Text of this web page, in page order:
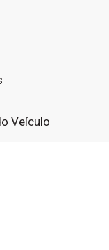
Veículo